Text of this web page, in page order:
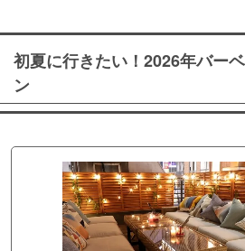
初夏に行きたい！2026年バー
ン